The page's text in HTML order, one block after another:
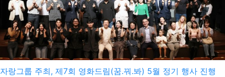
자랑그룹 주최, 제7회 영화드림(꿈.꿔.봐) 5월 정기 행사 진행